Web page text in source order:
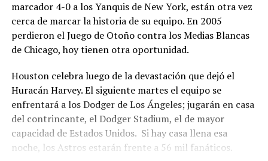
marcador 4-0 a los Yanquis de New York, están otra vez
cerca de marcar la historia de su equipo. En 2005
perdieron el Juego de Otoño contra los Medias Blancas
de Chicago, hoy tienen otra oportunidad.
Houston celebra luego de la devastación que dejó el
Huracán Harvey. El siguiente martes el equipo se
enfrentará a los Dodger de Los Ángeles; jugarán en casa
del contrincante, el Dodger Stadium, el de mayor
capacidad de Estados Unidos. Si hay casa llena esa
noche, los Astros estarán frente a 56 mil fanáticos.